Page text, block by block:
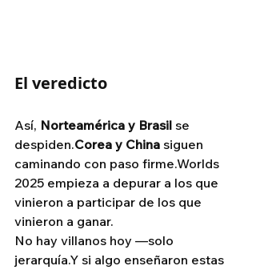
El veredicto
Así, Norteamérica y Brasil se
despiden.Corea y China siguen
caminando con paso firme.Worlds
2025 empieza a depurar a los que
vinieron a participar de los que
vinieron a ganar.
No hay villanos hoy —solo
jerarquía.Y si algo enseñaron estas